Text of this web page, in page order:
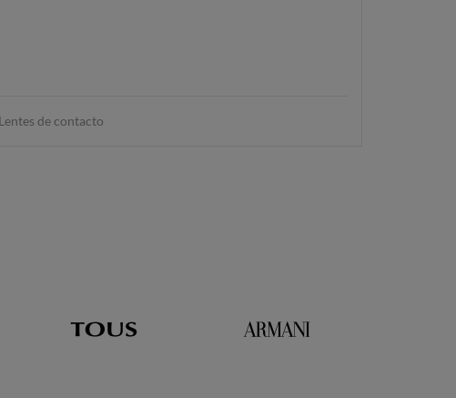
Lentes de contacto